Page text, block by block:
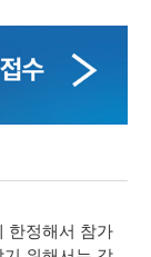
한정해서 참가